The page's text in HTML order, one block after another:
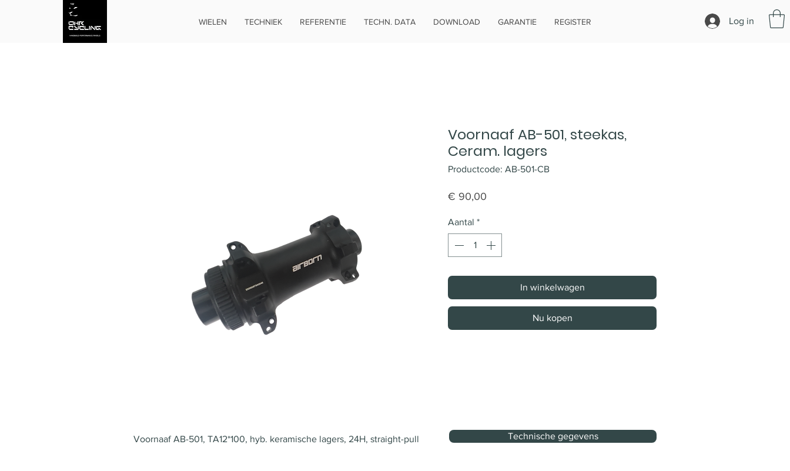
WIELEN TECHNIEK REFERENTIE TECHN. DATA DOWNLOAD GARANTIE REGISTER Log in
Voornaaf AB-501, TA12*100, hyb. keramische lagers, 24H, straight-pull
Voornaaf AB-501, steekas,
Ceram. lagers
Productcode: AB-501-CB
€ 90,00
Aantal *
In winkelwagen
Nu kopen
Technische gegevens